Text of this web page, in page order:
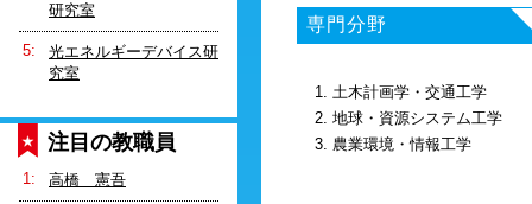
研究室
光エネルギーデバイス研
究室
注目の教職員
高橋 憲吾
専門分野
1. 土木計画学・交通工学
2. 地球・資源システム工学
3. 農業環境・情報工学